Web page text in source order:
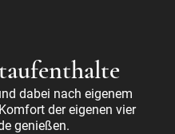
dabei nach eigenem
der eigenen vier
genießen.